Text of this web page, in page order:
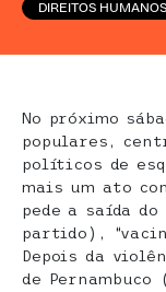
DIREITOS HUMANOS
No próximo
populares,
políticos de
mais um ato
pede a saída
partido),
Depois da
de Pernambuco